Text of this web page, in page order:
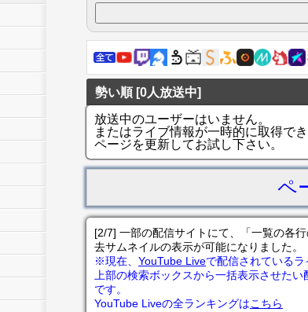
勢い順 [0人放送中]
放送中のユーザーはいません。
またはライブ情報が一時的に取得でき
ページを更新してお試し下さい。
ペ
[2/7] 一部の配信サイトにて、「一覧の各
去サムネイルの表示が可能になりました。
※現在、 YouTube Liveで配信されているラ
上部の検索ボックスから一括表示させたい
です。
YouTube Liveの全ランキングはこちら